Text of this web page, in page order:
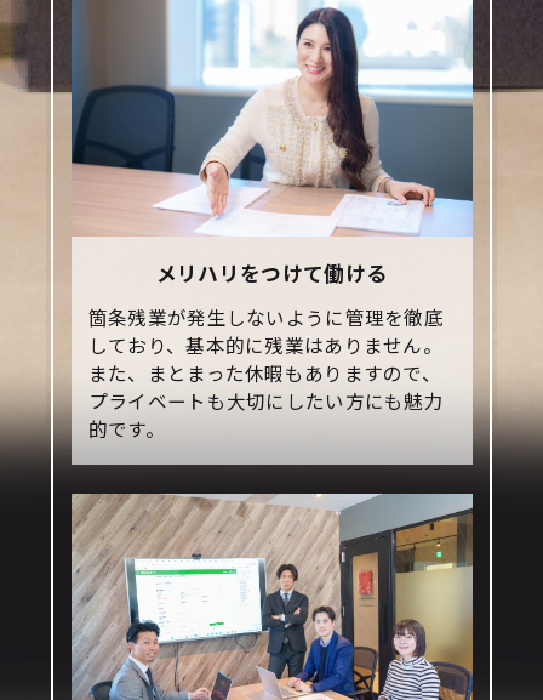
メリハリをつけて働ける
箇条残業が発生しないように管理を徹底
しており、基本的に残業はありません。
また、まとまった休暇もありますので、
プライベートも大切にしたい方にも魅力
的です。